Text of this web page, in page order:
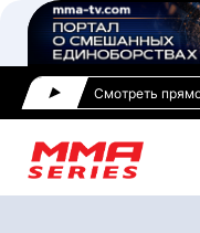
Смотреть